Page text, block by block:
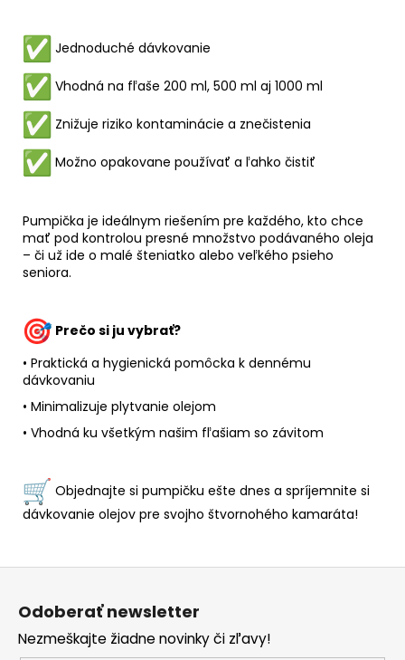
Jednoduché dávkovanie
Vhodná na fľaše 200 ml, 500 ml aj 1000 ml
Znižuje riziko kontaminácie a znečistenia
Možno opakovane používať a ľahko čistiť
Pumpička je ideálnym riešením pre každého, kto chce
mať pod kontrolou presné množstvo podávaného oleja
– či už ide o malé šteniatko alebo veľkého psieho
seniora.
Prečo si ju vybrať?
• Praktická a hygienická pomôcka k dennému
dávkovaniu
• Minimalizuje plytvanie olejom
• Vhodná ku všetkým našim fľašiam so závitom
Objednajte si pumpičku ešte dnes a spríjemnite si
dávkovanie olejov pre svojho štvornohého kamaráta!
Z
Odoberať newsletter
Nezmeškajte žiadne novinky či zľavy!